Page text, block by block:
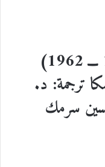
تأريخ الثورة الكوبية (1953 ـــ 1962)
ترجمة: د.
سرمك